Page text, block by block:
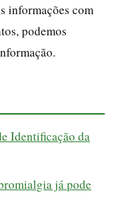
informações com
podemos
Identificação da
já pode